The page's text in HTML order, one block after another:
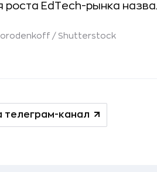
роста EdTech-рынка
/ Shutterstock
телеграм-канал